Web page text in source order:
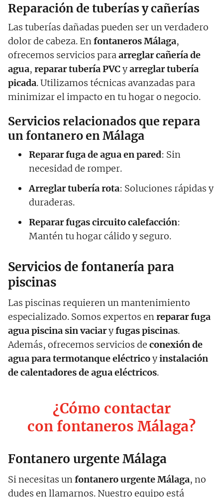
Reparación de tuberías y cañerías
Las tuberías dañadas pueden ser un verdadero
dolor de cabeza. Enfontaneros Málaga,
ofrecemos servicios paraarreglar cañería de
agua, reparar tubería PVCyarreglar tubería
picada. Utilizamos técnicas avanzadas para
minimizar el impacto en tu hogar o negocio.
Servicios relacionados que repara
un fontanero en Málaga
Reparar fuga de agua en pared: Sin
necesidad de romper.
Arreglar tubería rota: Soluciones rápidas y
duraderas.
Reparar fugas circuito calefacción:
Mantén tu hogar cálido y seguro.
Servicios de fontanería para
piscinas
Las piscinas requieren un mantenimiento
especializado. Somos expertos enreparar fuga
agua piscina sin vaciaryfugas piscinas.
Además, ofrecemos servicios de conexión de
agua para termotanque eléctricoyinstalación
de calentadores de agua eléctricos.
¿Cómo contactar
con fontaneros Málaga?
Fontanero urgente Málaga
Si necesitas unfontanero urgente Málaga, no
dudes en llamarnos. Nuestro equipo está